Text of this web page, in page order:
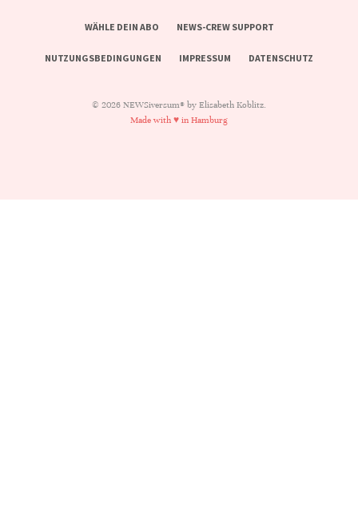
WÄHLE DEIN ABO NEWS-CREW SUPPORT
NUTZUNGSBEDINGUNGEN IMPRESSUM DATENSCHUTZ
© 2026 NEWSiversum® by Elisabeth Koblitz.
Made with ♥ in Hamburg